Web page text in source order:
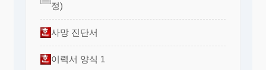
정)
사망 진단서
이력서 양식 1